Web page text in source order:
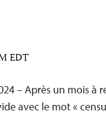
EDT
– Après un mois à
avec le mot «